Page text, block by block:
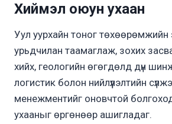
Хиймэл оюун ухаан
Уул уурхайн тоног төхөөрөмжийн
урьдчилан таамаглаж, зохих
хийх, геологийн өгөгдөлд дүн
логистик болон нийлүүлэлтийн
менежментийг оновчтой
ухааныг өргөнөөр ашигладаг.